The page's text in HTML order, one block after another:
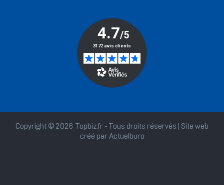
Copyright © 2026 Topbiz.fr - Tous droits réservés | Site web
créé par Actuelburo